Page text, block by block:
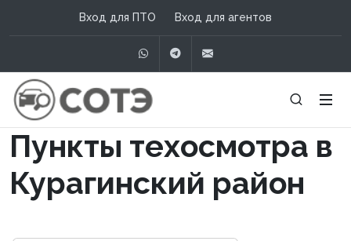
Вход для ПТО Вход для агентов
WhatsAppTelegram
Пункты техосмотра в
Курагинский район